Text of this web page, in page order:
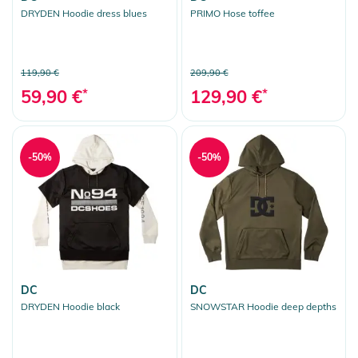
DRYDEN Hoodie dress blues
119,90 €
59,90 €*
PRIMO Hose toffee
209,90 €
129,90 €*
DC
DRYDEN Hoodie black
-50%
DC
SNOWSTAR Hoodie deep depths
-50%